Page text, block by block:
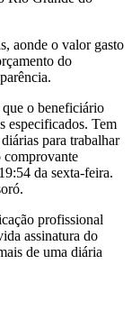
aonde o valor gasto
do
o beneficiário
especificados. Tem
para trabalhar
comprovante
da sexta-feira.
profissional
assinatura do
de uma diária